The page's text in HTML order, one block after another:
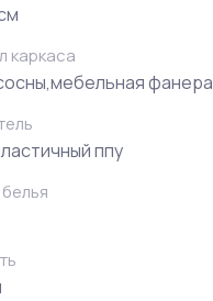
каркаса
фанера
ппу